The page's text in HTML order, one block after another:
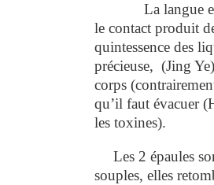
La langue
le contact produit
quintessence des
précieuse, (Jing
corps
qu’il faut évacuer
les toxines).
Les 2 épaules
souples, elles